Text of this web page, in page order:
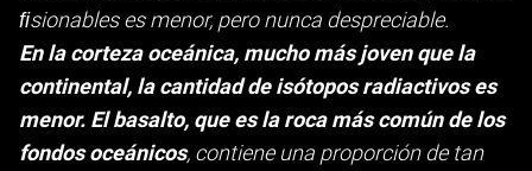
ﬁsionables es menor, pero nunca despreciable.
En la corteza oceánica, mucho más joven que la
continental, la cantidad de isótopos radiactivos es
menor. El basalto, que es la roca más común de los
fondos oceánicos, contiene una proporción de tan